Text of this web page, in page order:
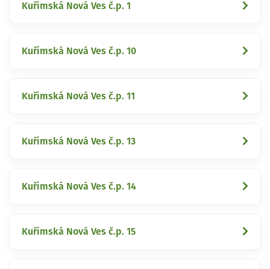
Kuřimská Nová Ves č.p. 1
Kuřimská Nová Ves č.p. 10
Kuřimská Nová Ves č.p. 11
Kuřimská Nová Ves č.p. 13
Kuřimská Nová Ves č.p. 14
Kuřimská Nová Ves č.p. 15